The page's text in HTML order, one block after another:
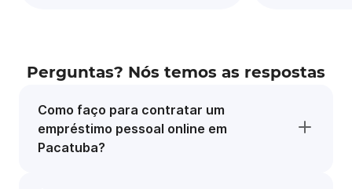
Perguntas? Nós temos as respostas
Como faço para contratar um
empréstimo pessoal online em
Pacatuba?